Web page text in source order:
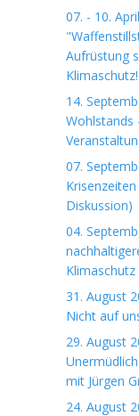
07. - 10.
Aufrüstung
14.
Wohlstands
07.
Diskussion)
04.
31. August
Nicht auf
29. August
mit Jürgen
24. August